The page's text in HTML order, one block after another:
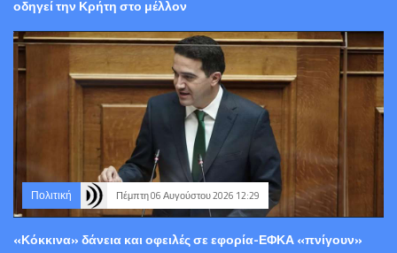
οδηγεί την Κρήτη στο μέλλον
Πολιτική Πέμπτη 06 Αυγούστου 2026 12:29
«Κόκκινα» δάνεια και οφειλές σε εφορία-ΕΦΚΑ «πνίγουν»